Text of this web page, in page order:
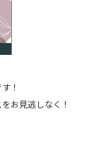
！
お見逃しなく！